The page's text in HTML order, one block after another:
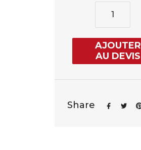
AJOUTER
AU DEVIS
Share